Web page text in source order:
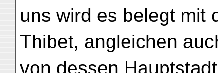
uns wird es belegt mit
Thibet, angleichen
von dessen